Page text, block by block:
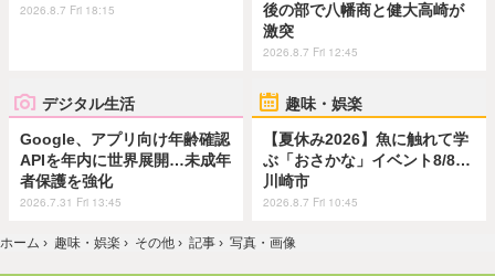
2026.8.7 Fri 18:15
後の部で八幡商と健大高崎が
激突
2026.8.7 Fri 12:45
デジタル生活
Google、アプリ向け年齢確認
APIを年内に世界展開…未成年
者保護を強化
2026.7.31 Fri 13:45
趣味・娯楽
【夏休み2026】魚に触れて学
ぶ「おさかな」イベント8/8…
川崎市
2026.8.7 Fri 10:45
ホーム › 趣味・娯楽 › その他 › 記事 › 写真・画像